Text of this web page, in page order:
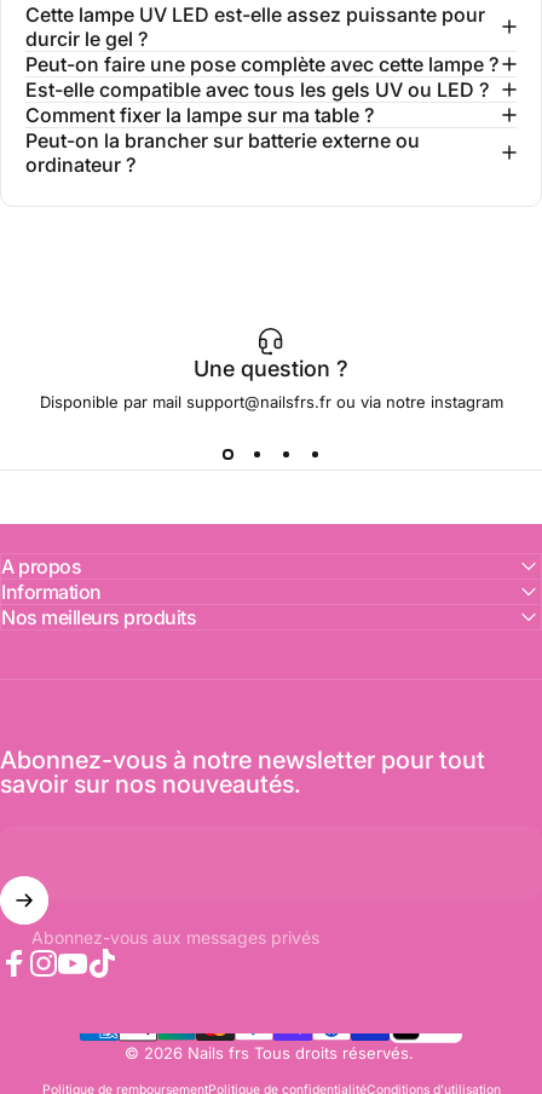
Cette lampe UV LED est-elle assez puissante pour
durcir le gel ?
Peut-on faire une pose complète avec cette lampe ?
Est-elle compatible avec tous les gels UV ou LED ?
Comment fixer la lampe sur ma table ?
Peut-on la brancher sur batterie externe ou
ordinateur ?
Une question ?
Disponible par mail support@nailsfrs.fr ou via notre instagram
A propos
Information
Nos meilleurs produits
Abonnez-vous à notre newsletter pour tout
savoir sur nos nouveautés.
Abonnez-vous aux messages privés
© 2026 Nails frs Tous droits réservés.
Politique de remboursementPolitique de confidentialitéConditions d’utilisation